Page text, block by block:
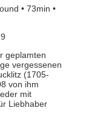
• 73min •
geplamten
vergessenen
(1705-
von ihm
mit
Liebhaber